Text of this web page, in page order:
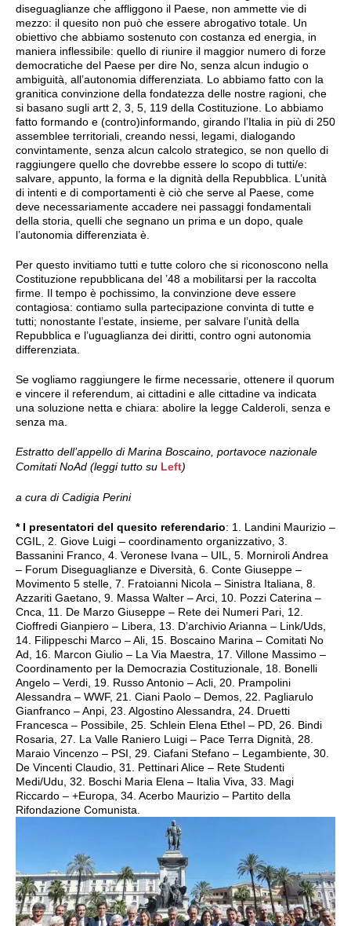
diseguaglianze che affliggono il Paese, non ammette vie di
mezzo: il quesito non può che essere abrogativo totale. Un
obiettivo che abbiamo sostenuto con costanza ed energia, in
maniera inflessibile: quello di riunire il maggior numero di forze
democratiche del Paese per dire No, senza alcun indugio o
ambiguità, all’autonomia differenziata. Lo abbiamo fatto con la
granitica convinzione della fondatezza delle nostre ragioni, che
si basano sugli artt 2, 3, 5, 119 della Costituzione. Lo abbiamo
fatto formando e (contro)informando, girando l’Italia in più di 250
assemblee territoriali, creando nessi, legami, dialogando
convintamente, senza alcun calcolo strategico, se non quello di
raggiungere quello che dovrebbe essere lo scopo di tutti/e:
salvare, appunto, la forma e la dignità della Repubblica. L’unità
di intenti e di comportamenti è ciò che serve al Paese, come
deve necessariamente accadere nei passaggi fondamentali
della storia, quelli che segnano un prima e un dopo, quale
l’autonomia differenziata è.
Per questo invitiamo tutti e tutte coloro che si riconoscono nella
Costituzione repubblicana del ’48 a mobilitarsi per la raccolta
firme. Il tempo è pochissimo, la convinzione deve essere
contagiosa: contiamo sulla partecipazione convinta di tutte e
tutti; nonostante l’estate, insieme, per salvare l’unità della
Repubblica e l’uguaglianza dei diritti, contro ogni autonomia
differenziata.
Se vogliamo raggiungere le firme necessarie, ottenere il quorum
e vincere il referendum, ai cittadini e alle cittadine va indicata
una soluzione netta e chiara: abolire la legge Calderoli, senza e
senza ma.
Estratto dell’appello di Marina Boscaino, portavoce nazionale
Comitati NoAd (leggi tutto su Left)
a cura di Cadigia Perini
* I presentatori del quesito referendario: 1. Landini Maurizio –
CGIL, 2. Giove Luigi – coordinamento organizzativo, 3.
Bassanini Franco, 4. Veronese Ivana – UIL, 5. Morniroli Andrea
– Forum Diseguaglianze e Diversità, 6. Conte Giuseppe –
Movimento 5 stelle, 7. Fratoianni Nicola – Sinistra Italiana, 8.
Azzariti Gaetano, 9. Massa Walter – Arci, 10. Pozzi Caterina –
Cnca, 11. De Marzo Giuseppe – Rete dei Numeri Pari, 12.
Cioffredi Gianpiero – Libera, 13. D’archivio Arianna – Link/Uds,
14. Filippeschi Marco – Ali, 15. Boscaino Marina – Comitati No
Ad, 16. Marcon Giulio – La Via Maestra, 17. Villone Massimo –
Coordinamento per la Democrazia Costituzionale, 18. Bonelli
Angelo – Verdi, 19. Russo Antonio – Acli, 20. Prampolini
Alessandra – WWF, 21. Ciani Paolo – Demos, 22. Pagliarulo
Gianfranco – Anpi, 23. Algostino Alessandra, 24. Druetti
Francesca – Possibile, 25. Schlein Elena Ethel – PD, 26. Bindi
Rosaria, 27. La Valle Raniero Luigi – Pace Terra Dignità, 28.
Maraio Vincenzo – PSI, 29. Ciafani Stefano – Legambiente, 30.
De Vincenti Claudio, 31. Pettinari Alice – Rete Studenti
Medi/Udu, 32. Boschi Maria Elena – Italia Viva, 33. Magi
Riccardo – +Europa, 34. Acerbo Maurizio – Partito della
Rifondazione Comunista.